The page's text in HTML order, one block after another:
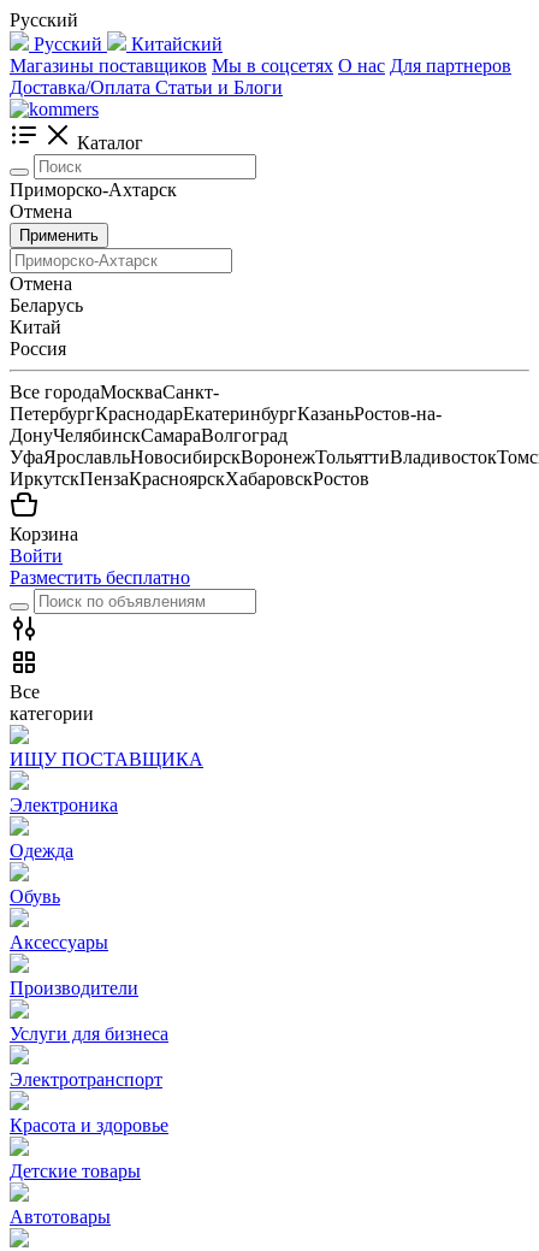
Русский
Русский
Китайский
Магазины поставщиков Мы в соцсетях О нас Для партнеров
Доставка/Оплата Статьи и Блоги
Каталог
Приморско-Ахтарск
Отмена
Применить
Отмена
Беларусь
Китай
Россия
Все городаМоскваСанкт-
ПетербургКраснодарЕкатеринбургКазаньРостов-на-
ДонуЧелябинскСамараВолгоград
УфаЯрославльНовосибирскВоронежТольяттиВладивосток
ИркутскПензаКрасноярскХабаровскРостов
Корзина
Войти
Разместить бесплатно
Все
категории
ИЩУ ПОСТАВЩИКА
Электроника
Одежда
Обувь
Аксессуары
Производители
Услуги для бизнеса
Электротранспорт
Красота и здоровье
Детские товары
Автотовары